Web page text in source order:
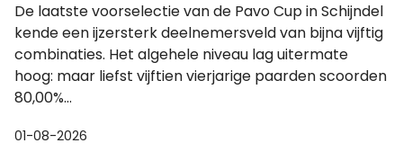
De laatste voorselectie van de Pavo Cup in Schijndel
kende een ijzersterk deelnemersveld van bijna vijftig
combinaties. Het algehele niveau lag uitermate
hoog: maar liefst vijftien vierjarige paarden scoorden
80,00%...
01-08-2026